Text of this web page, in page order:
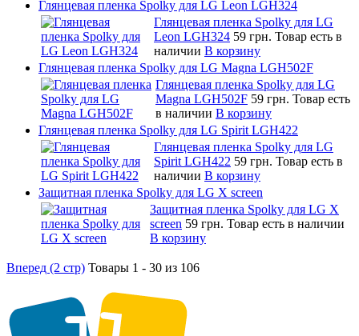
Глянцевая пленка Spolky для LG Leon LGH324
Глянцевая пленка Spolky для LG
Leon LGH324 59 грн. Товар есть в
наличии В корзину
Глянцевая пленка Spolky для LG Magna LGH502F
Глянцевая пленка Spolky для LG
Magna LGH502F 59 грн. Товар есть
в наличии В корзину
Глянцевая пленка Spolky для LG Spirit LGH422
Глянцевая пленка Spolky для LG
Spirit LGH422 59 грн. Товар есть в
наличии В корзину
Защитная пленка Spolky для LG X screen
Защитная пленка Spolky для LG X
screen 59 грн. Товар есть в наличии
В корзину
Вперед (2 стр) Товары 1 - 30 из 106